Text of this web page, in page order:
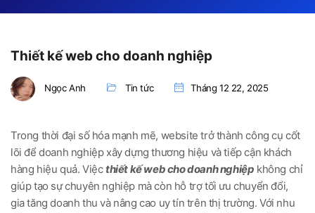
Thiết kế web cho doanh nghiệp
Ngọc Anh Tin tức Tháng 12 22, 2025
Trong thời đại số hóa mạnh mẽ, website trở thành công cụ cốt
lõi để doanh nghiệp xây dựng thương hiệu và tiếp cận khách
hàng hiệu quả. Việc thiết kế web cho doanh nghiệp không chỉ
giúp tạo sự chuyên nghiệp mà còn hỗ trợ tối ưu chuyển đổi,
gia tăng doanh thu và nâng cao uy tín trên thị trường. Với nhu